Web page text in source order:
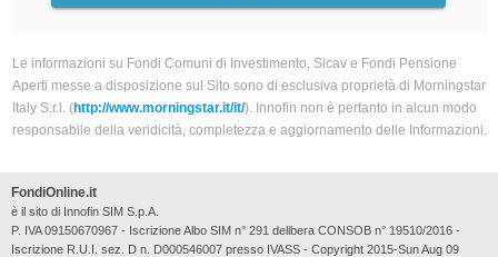
Le informazioni su Fondi Comuni di Investimento, Sicav e Fondi Pensione
Aperti messe a disposizione sul Sito sono di esclusiva proprietà di Morningstar
Italy S.r.l. (http://www.morningstar.it/it/). Innofin non è pertanto in alcun modo
responsabile della veridicità, completezza e aggiornamento delle Informazioni.
FondiOnline.it
è il sito di Innofin SIM S.p.A.
P. IVA 09150670967 - Iscrizione Albo SIM n° 291 delibera CONSOB n° 19510/2016 -
Iscrizione R.U.I. sez. D n. D000546007 presso IVASS - Copyright 2015-Sun Aug 09